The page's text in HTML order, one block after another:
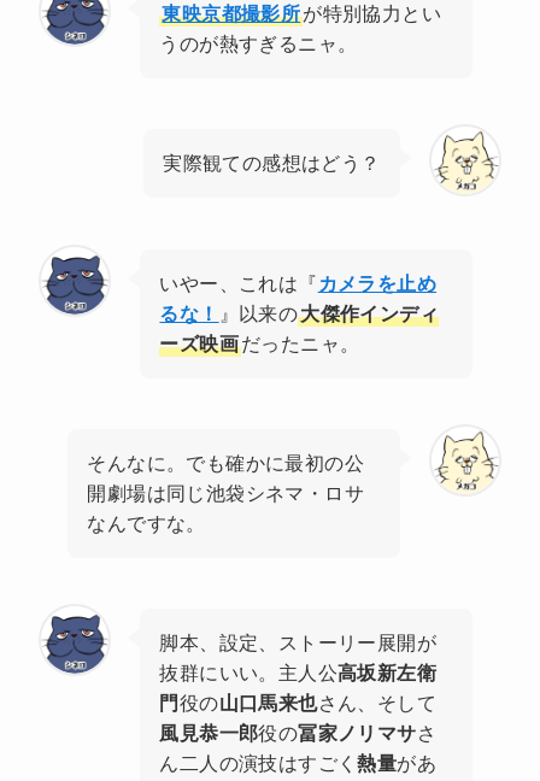
東映京都撮影所が特別協力とい
うのが熱すぎるニャ。
実際観ての感想はどう？
いやー、これは『 カメラを止め
るな！
』以来の大傑作インディ
ーズ映画だったニャ。
そんなに。でも確かに最初の公
開劇場は同じ池袋シネマ・ロサ
なんですな。
脚本、設定、ストーリー展開が
抜群にいい。主人公高坂新左衛
門役の山口馬来也さん、そして
風見恭一郎役の冨家ノリマサさ
ん二人の演技はすごく熱量があ